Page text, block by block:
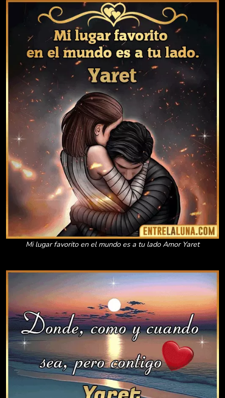
Mi lugar favorito en el mundo es a tu lado Amor Yaret